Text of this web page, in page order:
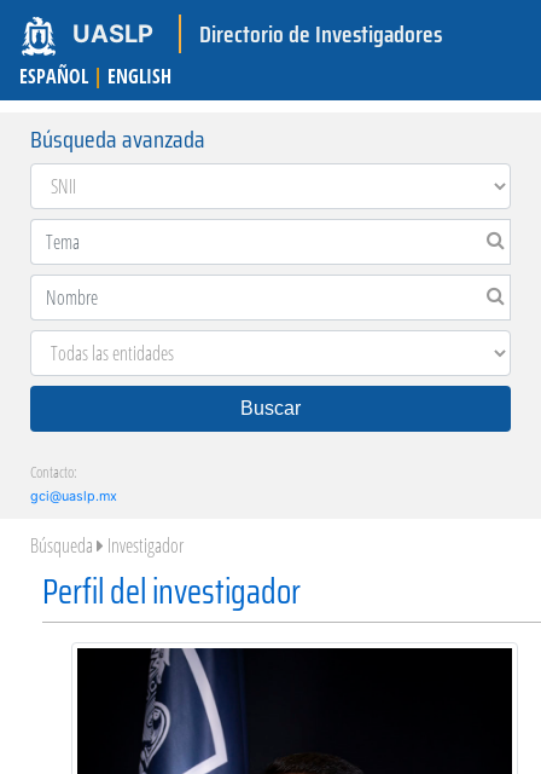
UASLP Directorio de Investigadores
ESPAÑOL | ENGLISH
Búsqueda avanzada
Buscar
Contacto:
gci@uaslp.mx
Búsqueda Investigador
Perfil del investigador